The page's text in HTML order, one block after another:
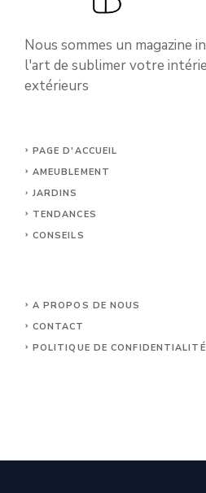
Nous sommes un magazine
l'art de sublimer votre
extérieurs
PAGE D'ACCUEIL
AMEUBLEMENT
JARDINS
TENDANCES
CONSEILS
A PROPOS DE NOUS
CONTACT
POLITIQUE DE CONFIDENTIALITÉ